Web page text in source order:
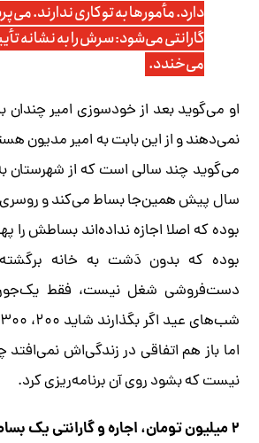
دارد. مأمورها به تو کاری ندارند.
گارانتی می‌شود: سرش را به نشانه
می‌خندد.
او می‌گوید بعد از خودسوزی امیر
نمی‌دهند و از این بابت به امیر مدیون
می‌گوید چند سالی است که از شهرستان به
سال پیش همین‌جا بساط می‌کند و
بوده که اصلا اجازه نداده‌اند بساطش را
بوده که بدون دَشت به خانه
دست‌فروشی شغل نیست، فقط
اما باز هم اتفاقی در زندگی‌اش نمی‌افتد
نیست که بشود روی آن برنامه‌ریزی کرد.
۲ ‌میلیون تومان، اجاره و گارانتی یک بساط